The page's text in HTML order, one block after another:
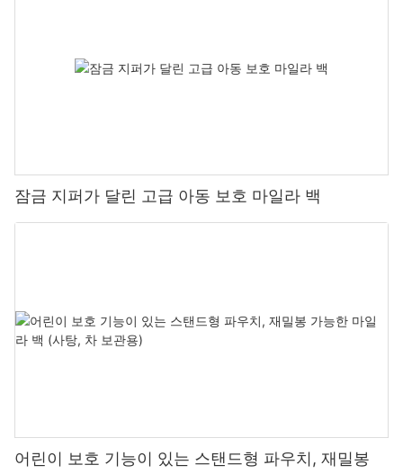
잠금 지퍼가 달린 고급 아동 보호 마일라 백
어린이 보호 기능이 있는 스탠드형 파우치, 재밀봉